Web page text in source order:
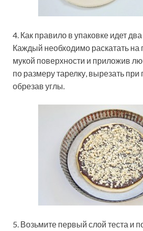
4. Как правило в упаковке идет
Каждый необходимо раскатать
мукой поверхности и приложив
по размеру тарелку, вырезать
обрезав углы.
5. Возьмите первый слой теста и